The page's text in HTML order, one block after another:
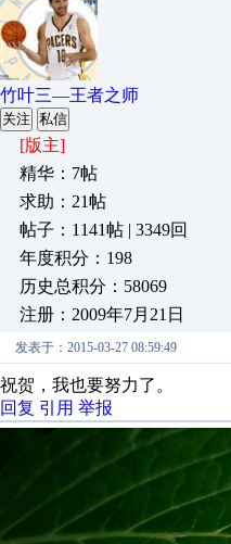
竹叶三—王者之师
关注 私信
[版主]
精华：7帖
求助：21帖
帖子：1141帖 | 3349回
年度积分：198
历史总积分：58069
注册：2009年7月21日
发表于：2015-03-27 08:59:49
祝贺，我也要努力了。
回复 引用 举报